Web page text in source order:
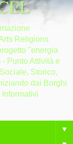
Religions
"energia
Punto Attività e
Storico,
dai Borghi
▼